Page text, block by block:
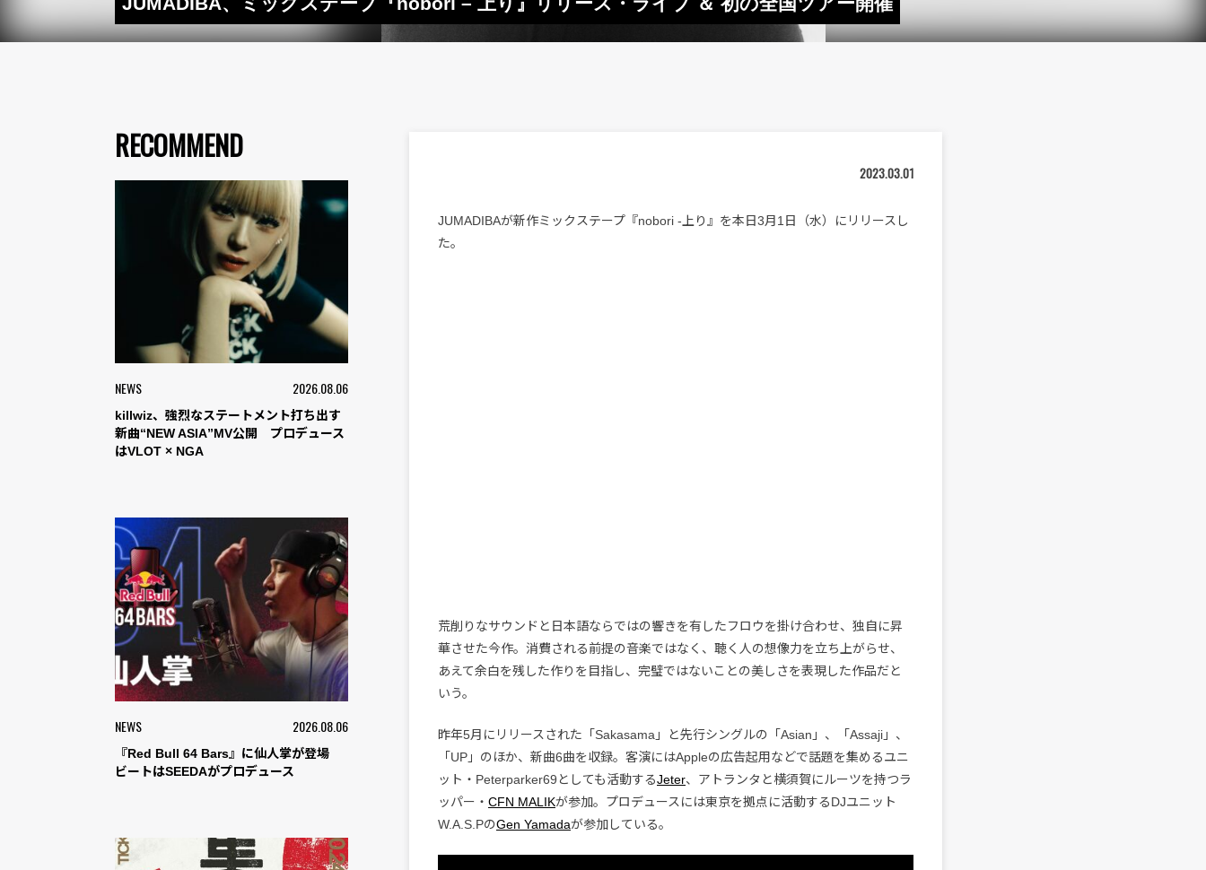
RECOMMEND
NEWS 2026.08.06
killwiz、強烈なステートメント打ち出す
新曲“NEW ASIA”MV公開 プロデュース
はVLOT × NGA
NEWS 2026.08.06
『Red Bull 64 Bars』に仙人掌が登場
ビートはSEEDAがプロデュース
2023.03.01
JUMADIBAが新作ミックステープ『nobori -上り』を本日3月1日（水）にリリースし
た。
荒削りなサウンドと日本語ならではの響きを有したフロウを掛け合わせ、独自に昇
華させた今作。消費される前提の音楽ではなく、聴く人の想像力を立ち上がらせ、
あえて余白を残した作りを目指し、完璧ではないことの美しさを表現した作品だと
いう。
昨年5月にリリースされた「Sakasama」と先行シングルの「Asian」、「Assaji」、
「UP」のほか、新曲6曲を収録。客演にはAppleの広告起用などで話題を集めるユニ
ット・Peterparker69としても活動するJeter、アトランタと横須賀にルーツを持つラ
ッパー・ CFN MALIKが参加。プロデュースには東京を拠点に活動するDJユニット
W.A.S.PのGen Yamadaが参加している。